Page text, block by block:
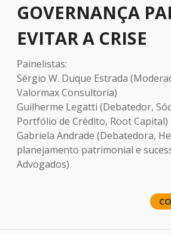
GOVERNANÇA
EVITAR A CRISE
Painelistas:
Sérgio W. Duque Estrada
Valormax Consultoria)
Guilherme Legatti (Debatedor,
Portfólio de Crédito, Root Capital)
Gabriela Andrade (Debatedora,
planejamento patrimonial e
Advogados)